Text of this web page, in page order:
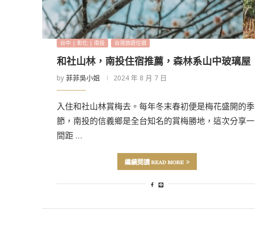
台中 | 彰化 | 南投 台灣旅遊住宿
和社山林，南投住宿推薦，森林系山中玻璃屋
by 菲菲吳小姐 2024 年 8 月 7 日
入住和社山林賞梅去。每年冬末春初便是梅花盛開的季
節，南投的信義鄉是全台知名的賞梅勝地，這次分享一
間距 …
繼續閱讀 READ MORE